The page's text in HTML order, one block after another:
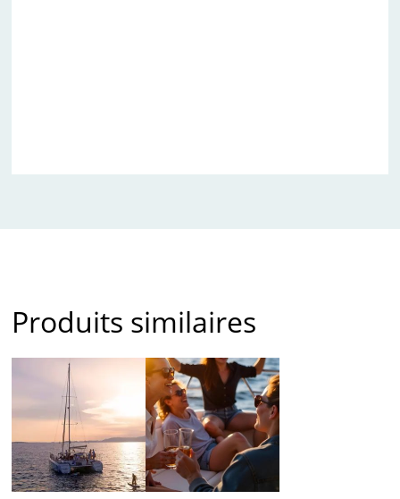
Produits similaires